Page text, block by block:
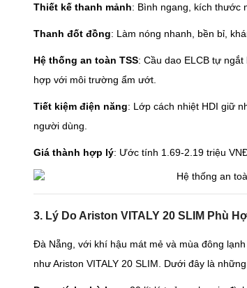
Thiết kế thanh mảnh: Bình ngang, kích thước
Thanh đốt đồng: Làm nóng nhanh, bền bỉ,
Hệ thống an toàn TSS: Cầu dao ELCB tự
hợp với môi trường ẩm ướt.
Tiết kiệm điện năng: Lớp cách nhiệt HDI giữ
người dùng.
Giá thành hợp lý: Ước tính 1.69-2.19 triệu
3. Lý Do Ariston VITALY 20 SLIM Phù
Đà Nẵng, với khí hậu mát mẻ và mùa đông
như Ariston VITALY 20 SLIM. Dưới đây là